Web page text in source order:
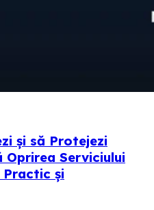
și să Protejezi
Oprirea Serviciului
Practic și